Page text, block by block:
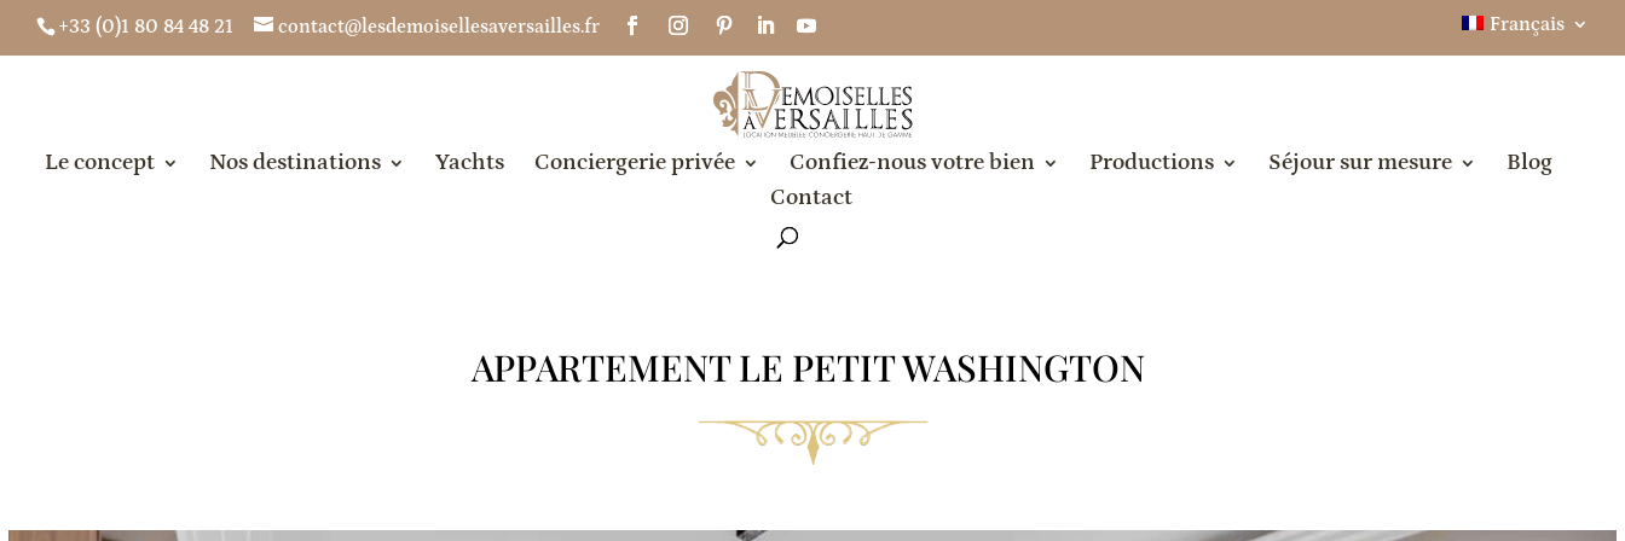
+33 (0)1 80 84 48 21 contact@lesdemoisellesaversailles.fr Français
Le concept Nos destinations Yachts Conciergerie privée Confiez-nous votre bien Productions Séjour sur mesure
Blog
Contact
APPARTEMENT LE PETIT WASHINGTON